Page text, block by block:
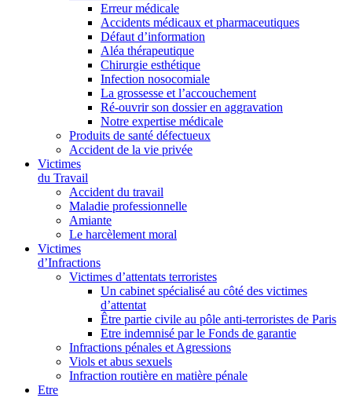
Erreur médicale
Accidents médicaux et pharmaceutiques
Défaut d’information
Aléa thérapeutique
Chirurgie esthétique
Infection nosocomiale
La grossesse et l’accouchement
Ré-ouvrir son dossier en aggravation
Notre expertise médicale
Produits de santé défectueux
Accident de la vie privée
Victimes
du Travail
Accident du travail
Maladie professionnelle
Amiante
Le harcèlement moral
Victimes
d’Infractions
Victimes d’attentats terroristes
Un cabinet spécialisé au côté des victimes
d’attentat
Être partie civile au pôle anti-terroristes de Paris
Etre indemnisé par le Fonds de garantie
Infractions pénales et Agressions
Viols et abus sexuels
Infraction routière en matière pénale
Etre